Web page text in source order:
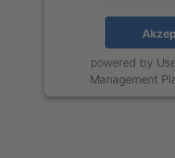
powered by
Management